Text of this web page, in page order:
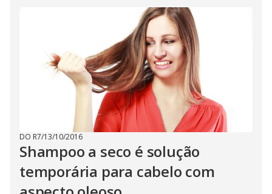
DO R7/13/10/2016
Shampoo a seco é solução
temporária para cabelo com